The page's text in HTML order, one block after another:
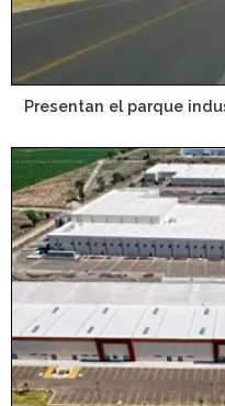
Presentan el parque